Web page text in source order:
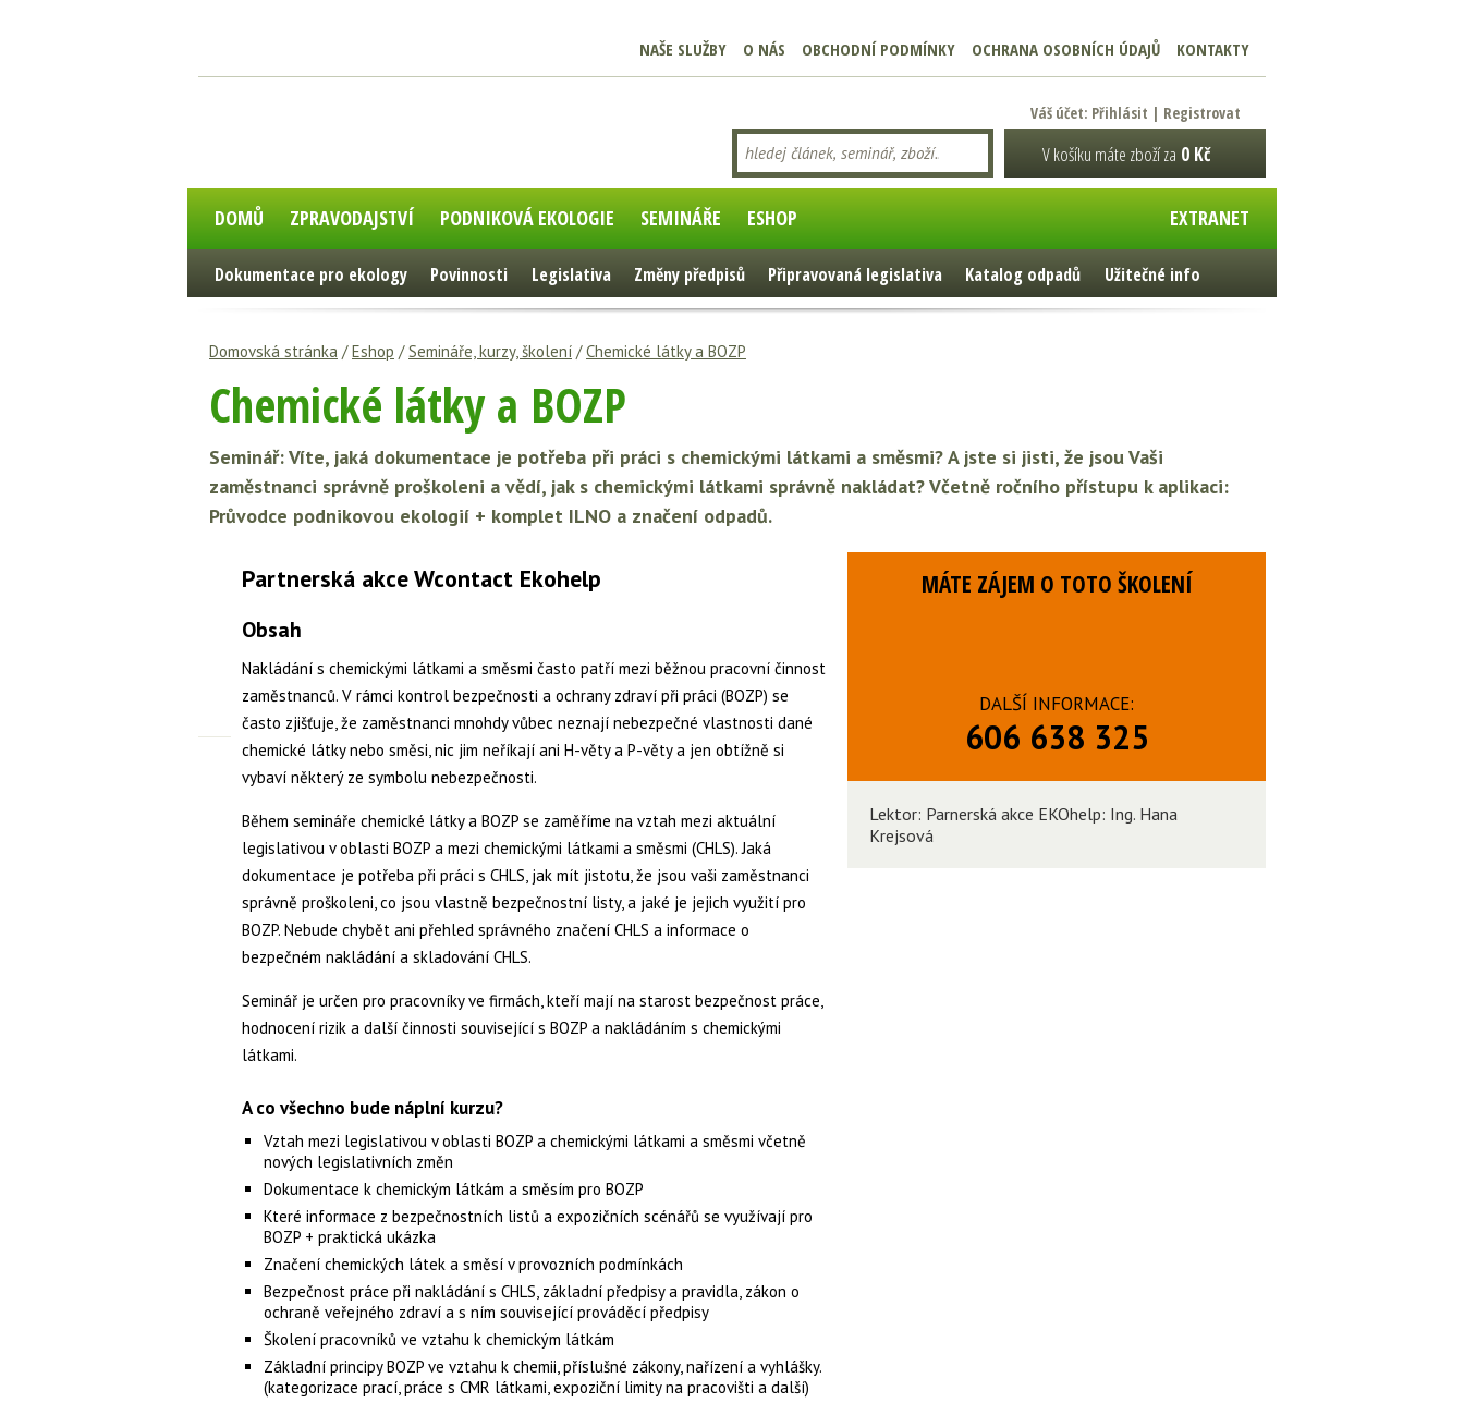
NAŠE SLUŽBY O NÁS OBCHODNÍ PODMÍNKY OCHRANA OSOBNÍCH ÚDAJŮ KONTAKTY
Váš účet: Přihlásit | Registrovat
V košíku máte zboží za 0 Kč
DOMŮ ZPRAVODAJSTVÍ PODNIKOVÁ EKOLOGIE SEMINÁŘE ESHOP EXTRANET
Dokumentace pro ekology Povinnosti Legislativa Změny předpisů Připravovaná legislativa Katalog odpadů Užitečné info
Domovská stránka /Eshop /Semináře, kurzy, školení /Chemické látky a BOZP
Chemické látky a BOZP
Seminář: Víte, jaká dokumentace je potřeba při práci s chemickými látkami a směsmi? A jste si jisti, že jsou Vaši
zaměstnanci správně proškoleni a vědí, jak s chemickými látkami správně nakládat?Včetně ročního přístupu k aplikaci:
Průvodce podnikovou ekologií + komplet ILNO a značení odpadů.
Partnerská akce Wcontact Ekohelp
Obsah
Nakládání s chemickými látkami a směsmi často patří mezi běžnou pracovní činnost
zaměstnanců. V rámci kontrol bezpečnosti a ochrany zdraví při práci (BOZP) se
často zjišťuje, že zaměstnanci mnohdy vůbec neznají nebezpečné vlastnosti dané
chemické látky nebo směsi, nic jim neříkají ani H-věty a P-věty a jen obtížně si
vybaví některý ze symbolu nebezpečnosti.
Během semináře chemické látky a BOZP se zaměříme na vztah mezi aktuální
legislativou v oblasti BOZP a mezi chemickými látkami a směsmi (CHLS). Jaká
dokumentace je potřeba při práci s CHLS, jak mít jistotu, že jsou vaši zaměstnanci
správně proškoleni, co jsou vlastně bezpečnostní listy, a jaké je jejich využití pro
BOZP. Nebude chybět ani přehled správného značení CHLS a informace o
bezpečném nakládání a skladování CHLS.
Seminář je určen pro pracovníky ve firmách, kteří mají na starost bezpečnost práce,
hodnocení rizik a další činnosti související s BOZP a nakládáním s chemickými
látkami.
A co všechno bude náplní kurzu?
Vztah mezi legislativou v oblasti BOZP a chemickými látkami a směsmi včetně
nových legislativních změn
Dokumentace k chemickým látkám a směsím pro BOZP
Které informace z bezpečnostních listů a expozičních scénářů se využívají pro
BOZP + praktická ukázka
Značení chemických látek a směsí v provozních podmínkách
Bezpečnost práce při nakládání s CHLS, základní předpisy a pravidla, zákon o
ochraně veřejného zdraví a s ním související prováděcí předpisy
Školení pracovníků ve vztahu k chemickým látkám
Základní principy BOZP ve vztahu k chemii, příslušné zákony, nařízení a vyhlášky.
(kategorizace prací, práce s CMR látkami, expoziční limity na pracovišti a další)
MÁTE ZÁJEM O TOTO ŠKOLENÍ
DALŠÍ INFORMACE:
606 638 325
Lektor: Parnerská akce EKOhelp: Ing. Hana
Krejsová